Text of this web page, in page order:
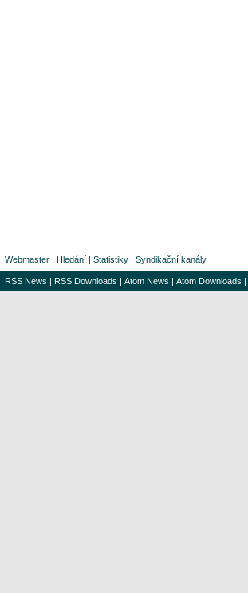
Webmaster | Hledání | Statistiky | Syndikační kanály
RSS News | RSS Downloads | Atom News | Atom Downloads |